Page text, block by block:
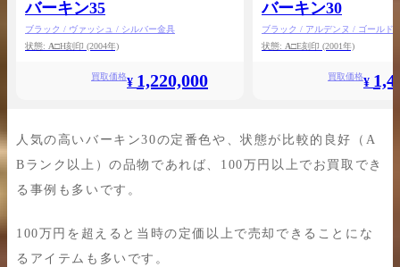
バーキン35
ブラック / ヴァッシュ / シルバー金具
状態: A□H刻印 (2004年)
買取価格¥ 1,220,000
バーキン30
ブラック / アルデンヌ / ゴールド
状態: A□E刻印 (2001年)
買取価格¥
人気の高いバーキン30の定番色や、状態が比較的良好（A
Bランク以上）の品物であれば、100万円以上でお買取でき
る事例も多いです。
100万円を超えると当時の定価以上で売却できることにな
るアイテムも多いです。